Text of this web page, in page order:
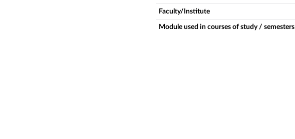
Faculty/Institute
Module used in courses of study / semesters